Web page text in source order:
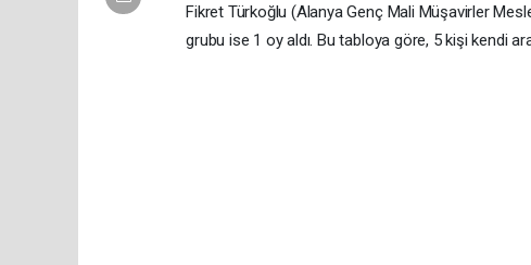
Fikret Türkoğlu (Alanya Genç Mali Müşavirler
grubu ise 1 oy aldı. Bu tabloya göre, 5 kişi kendi